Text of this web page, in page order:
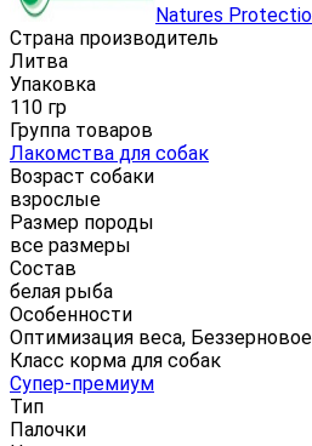
Natures
Страна производитель
Литва
Упаковка
110 гр
Группа товаров
Лакомства для собак
Возраст собаки
взрослые
Размер породы
все размеры
Состав
белая рыба
Особенности
Оптимизация веса, Беззерновое
Класс корма для собак
Супер-премиум
Тип
Палочки